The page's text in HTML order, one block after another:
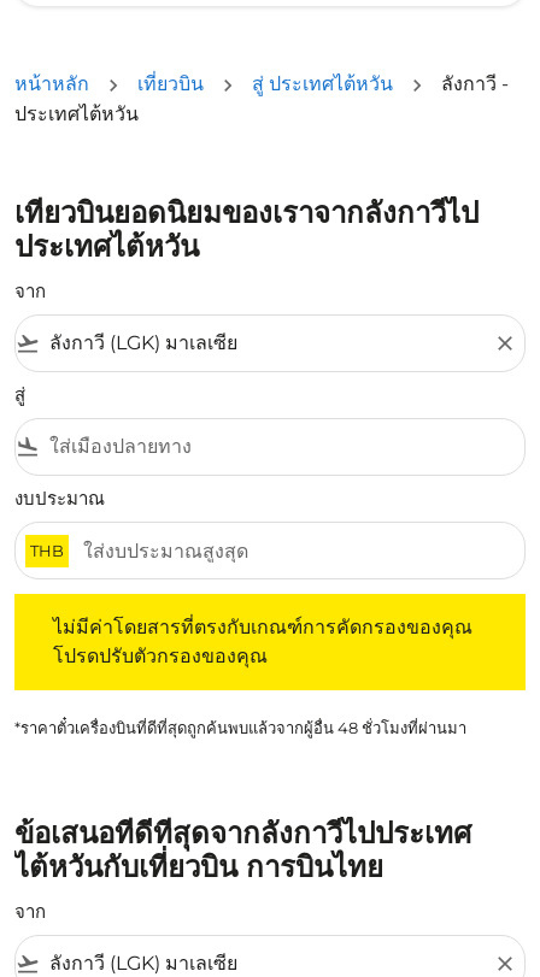
หน้าหลัก เที่ยวบิน สู่ ประเทศไต้หวัน
ลังกาวี -
ประเทศไต้หวัน
เที่ยวบินยอดนิยมของเราจากลังกาวีไป
ประเทศไต้หวัน
จาก
flight_takeoff close
สู่
flight_land
งบประมาณ
THB
ไม่มีค่าโดยสารที่ตรงกับเกณฑ์การคัดกรองของคุณ
โปรดปรับตัวกรองของคุณ
*ราคาตั๋วเครื่องบินที่ดีที่สุดถูกค้นพบแล้วจากผู้อื่น 48 ชั่วโมงที่ผ่านมา
ข้อเสนอที่ดีที่สุดจากลังกาวีไปประเทศ
ไต้หวันกับเที่ยวบิน การบินไทย
จาก
flight_takeoff close